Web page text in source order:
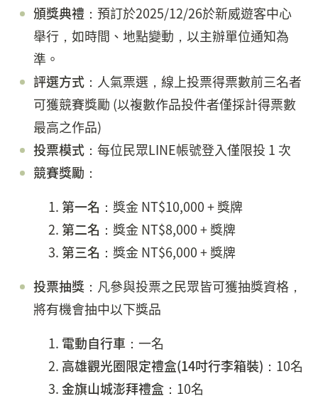
頒獎典禮 ：預訂於2025/12/26於新威遊客中心
舉行，如時間、地點變動，以主辦單位通知為
準。
評選方式 ：人氣票選，線上投票得票數前三名者
可獲競賽獎勵 (以複數作品投件者僅採計得票數
最高之作品)
投票模式 ：每位民眾LINE帳號登入僅限投 1 次
競賽獎勵 ：
第一名 ：獎金 NT$10,000 + 獎牌
第二名 ：獎金 NT$8,000 + 獎牌
第三名 ：獎金 NT$6,000 + 獎牌
投票抽獎 ：凡參與投票之民眾皆可獲抽獎資格，
將有機會抽中以下獎品
電動自行車 ：一名
高雄觀光圈限定禮盒(14吋行李箱裝) ：10名
金旗山城澎拜禮盒 ：10名